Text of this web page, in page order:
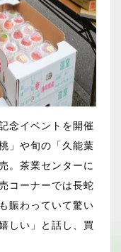
念イベントを開催
」や旬の「久能葉
。茶業センターに
コーナーでは長蛇
賑わっていて驚い
しい」と話し、買